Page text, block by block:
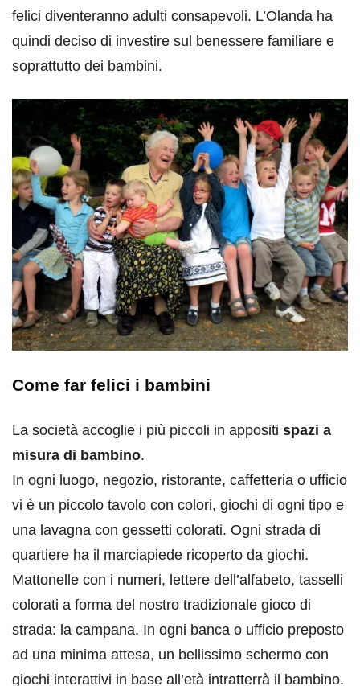
felici diventeranno adulti consapevoli. L’Olanda ha
quindi deciso di investire sul benessere familiare e
soprattutto dei bambini.
Come far felici i bambini
La società accoglie i più piccoli in appositi spazi a
misura di bambino.
In ogni luogo, negozio, ristorante, caffetteria o ufficio
vi è un piccolo tavolo con colori, giochi di ogni tipo e
una lavagna con gessetti colorati. Ogni strada di
quartiere ha il marciapiede ricoperto da giochi.
Mattonelle con i numeri, lettere dell’alfabeto, tasselli
colorati a forma del nostro tradizionale gioco di
strada: la campana. In ogni banca o ufficio preposto
ad una minima attesa, un bellissimo schermo con
giochi interattivi in base all’età intratterrà il bambino.